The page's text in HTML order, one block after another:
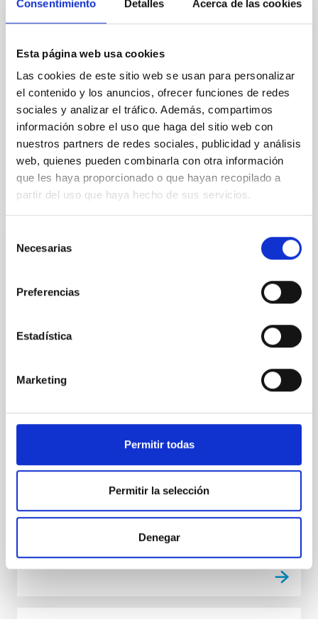
Consentimiento Detalles Acerca de las cookies
Esta página web usa cookies
Las cookies de este sitio web se usan para personalizar
el contenido y los anuncios, ofrecer funciones de redes
sociales y analizar el tráfico. Además, compartimos
información sobre el uso que haga del sitio web con
nuestros partners de redes sociales, publicidad y análisis
web, quienes pueden combinarla con otra información
que les haya proporcionado o que hayan recopilado a
partir del uso que haya hecho de sus servicios.
Necesarias
Preferencias
Estadística
Marketing
Permitir todas
Permitir la selección
Denegar
ciencia del cosmos a la ciudadanía, celebrará su
nueva sesión el próximo jueves 18 de diciembre a las
del Organismo Autónomo de Museos y Centros del
dos inmersiones en las fronteras de la Astrofísica,
con ponencias a cargo de investigadores centradas
en cómo se modela el Universo en los
Fecha de publicación 10/12/2025 - 13:43:12
NOTA DE PRENSA
interpretaciones de los eclipses solares en
La Sociedad Española de Astronomía presenta “Un
mundo de eclipses”, un mapa digital que recoge más
mundo, desde la antigüedad a la actualidad. Un
Canarias (IAC) participa en esta iniciativa con varias
aportaciones dedicadas a los eclipses en el antiguo
además de una entrada elaborada con el Instituto de
Ciencias del Patrimonio (Incipit-CSIC) sobre el eclipse
asociado a la muerte del